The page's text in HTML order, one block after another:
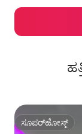
ಸೂಪರ್‌ಹೋಸ್ಟ್
ಸೂಪರ್‌ಹೋಸ್ಟ್